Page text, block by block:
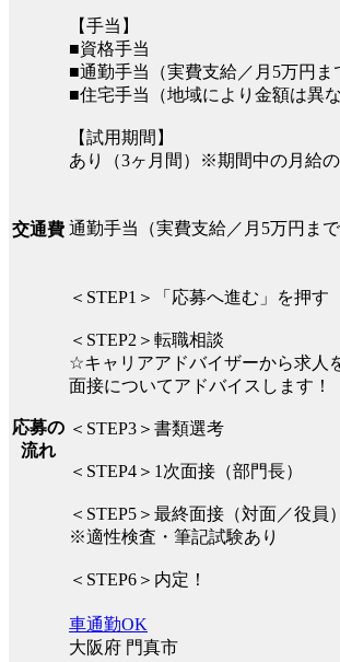
【手当】
■資格手当
■通勤手当（実費支給／月5万円ま
■住宅手当（地域により金額は異な
【試用期間】
あり（3ヶ月間）※期間中の月給
交通費 通勤手当（実費支給／月5万円まで
応募の
流れ
＜STEP1＞「応募へ進む」を押す
＜STEP2＞転職相談
☆キャリアアドバイザーから求人
面接についてアドバイスします！
＜STEP3＞書類選考
＜STEP4＞1次面接（部門長）
＜STEP5＞最終面接（対面／役員）
※適性検査・筆記試験あり
＜STEP6＞内定！
車通勤OK
大阪府 門真市